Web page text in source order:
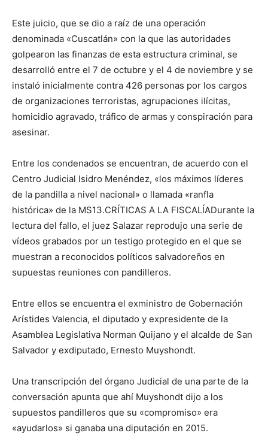
Este juicio, que se dio a raíz de una operación
denominada «Cuscatlán» con la que las autoridades
golpearon las finanzas de esta estructura criminal, se
desarrolló entre el 7 de octubre y el 4 de noviembre y se
instaló inicialmente contra 426 personas por los cargos
de organizaciones terroristas, agrupaciones ilícitas,
homicidio agravado, tráfico de armas y conspiración para
asesinar.
Entre los condenados se encuentran, de acuerdo con el
Centro Judicial Isidro Menéndez, «los máximos líderes
de la pandilla a nivel nacional» o llamada «ranfla
histórica» de la MS13.CRÍTICAS A LA FISCALÍADurante la
lectura del fallo, el juez Salazar reprodujo una serie de
vídeos grabados por un testigo protegido en el que se
muestran a reconocidos políticos salvadoreños en
supuestas reuniones con pandilleros.
Entre ellos se encuentra el exministro de Gobernación
Arístides Valencia, el diputado y expresidente de la
Asamblea Legislativa Norman Quijano y el alcalde de San
Salvador y exdiputado, Ernesto Muyshondt.
Una transcripción del órgano Judicial de una parte de la
conversación apunta que ahí Muyshondt dijo a los
supuestos pandilleros que su «compromiso» era
«ayudarlos» si ganaba una diputación en 2015.